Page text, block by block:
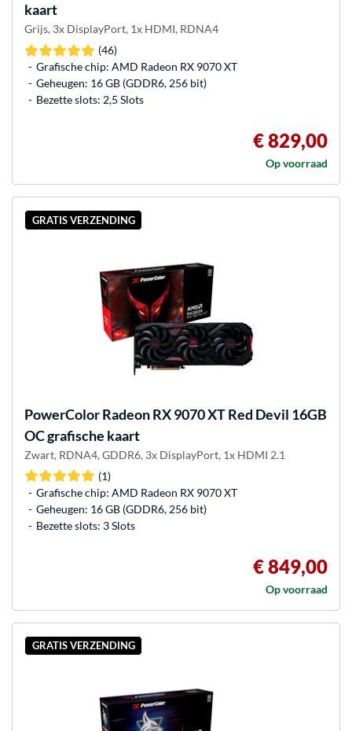
kaart
Grijs, 3x DisplayPort, 1x HDMI, RDNA4
(46)
Grafische chip: AMD Radeon RX 9070 XT
Geheugen: 16 GB (GDDR6, 256 bit)
Bezette slots: 2,5 Slots
€ 829,00
Op voorraad
GRATIS VERZENDING
PowerColorRadeon RX 9070 XT Red Devil 16GB
OC grafische kaart
Zwart, RDNA4, GDDR6, 3x DisplayPort, 1x HDMI 2.1
(1)
Grafische chip: AMD Radeon RX 9070 XT
Geheugen: 16 GB (GDDR6, 256 bit)
Bezette slots: 3 Slots
€ 849,00
Op voorraad
GRATIS VERZENDING